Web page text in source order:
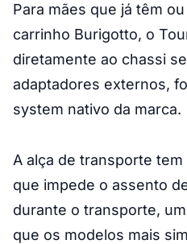
Para mães que já têm
carrinho Burigotto, o
diretamente ao chassi
adaptadores externos,
system nativo da marca.
A alça de transporte
que impede o assento
durante o transporte,
que os modelos mais